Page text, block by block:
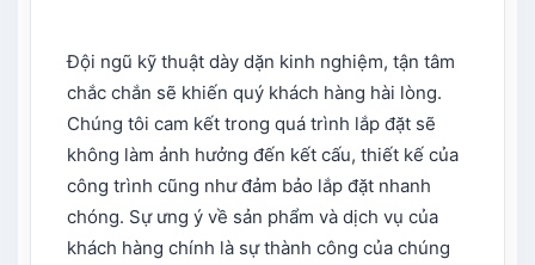
Đội ngũ kỹ thuật dày dặn kinh nghiệm, tận tâm
chắc chắn sẽ khiến quý khách hàng hài lòng.
Chúng tôi cam kết trong quá trình lắp đặt sẽ
không làm ảnh hưởng đến kết cấu, thiết kế của
công trình cũng như đảm bảo lắp đặt nhanh
chóng. Sự ưng ý về sản phẩm và dịch vụ của
khách hàng chính là sự thành công của chúng